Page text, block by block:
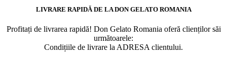
LIVRARE RAPIDĂ DE LA DON GELATO ROMANIA
Profitați de livrarea rapidă! Don Gelato Romania oferă clienților săi
următoarele:
Condițiile de livrare la ADRESA clientului.